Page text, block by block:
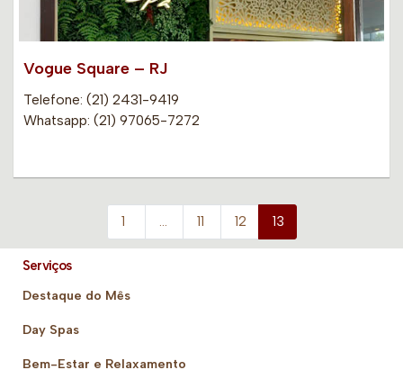
Vogue Square – RJ
Telefone: (21) 2431-9419
Whatsapp: (21) 97065-7272
1 … 11 12 13
Serviços
Destaque do Mês
Day Spas
Bem-Estar e Relaxamento